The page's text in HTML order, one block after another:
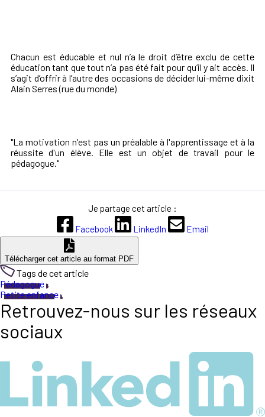
Chacun est éducable et nul n’a le droit d’être exclu de cette
éducation tant que tout n’a pas été fait pour qu’il y ait accès. Il
s’agit d’offrir à l’autre des occasions de décider lui-même dixit
Alain Serres (rue du monde)
"La motivation n'est pas un préalable à l'apprentissage et à la
réussite d'un élève. Elle est un objet de travail pour le
pédagogue."
Je partage cet article :
Facebook
LinkedIn Email
Télécharger cet article au format PDF
Tags de cet article
Pédagogue
Petite enfance
Retrouvez-nous sur les réseaux
sociaux